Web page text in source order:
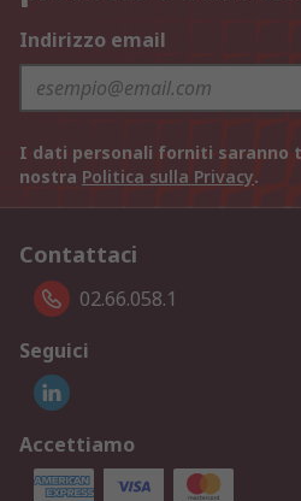
Indirizzo email
I dati personali forniti saranno
nostra Politica sulla Privacy.
Contattaci
02.66.058.1
Seguici
Accettiamo